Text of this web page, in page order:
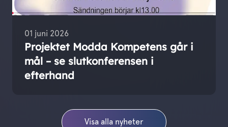
01 juni 2026
Projektet Modda Kompetens går i
mål – se slutkonferensen i
efterhand
Visa alla nyheter